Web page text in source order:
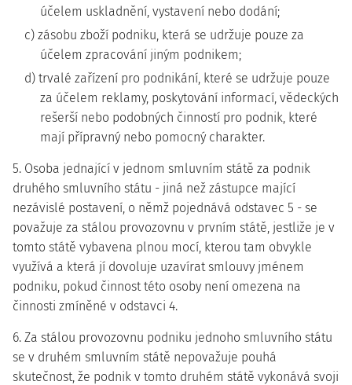
účelem uskladnění, vystavení nebo dodání;
c) zásobu zboží podniku, která se udržuje pouze za
účelem zpracování jiným podnikem;
d) trvalé zařízení pro podnikání, které se udržuje pouze
za účelem reklamy, poskytování informací, vědeckých
rešerší nebo podobných činností pro podnik, které
mají přípravný nebo pomocný charakter.
5. Osoba jednající v jednom smluvním státě za podnik
druhého smluvního státu - jiná než zástupce mající
nezávislé postavení, o němž pojednává odstavec 5 - se
považuje za stálou provozovnu v prvním státě, jestliže je v
tomto státě vybavena plnou mocí, kterou tam obvykle
využívá a která jí dovoluje uzavírat smlouvy jménem
podniku, pokud činnost této osoby není omezena na
činnosti zmíněné v odstavci 4.
6. Za stálou provozovnu podniku jednoho smluvního státu
se v druhém smluvním státě nepovažuje pouhá
skutečnost, že podnik v tomto druhém státě vykonává svoji